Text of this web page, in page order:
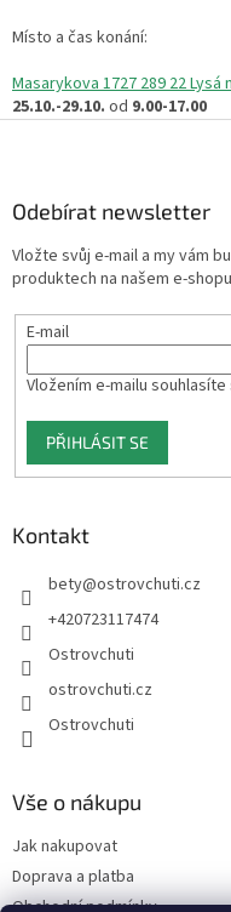
Místo a čas konání:
Masarykova 1727 289 22 Lysá
25.10.-29.10. od 9.00-17.00
Odebírat newsletter
Vložte svůj e-mail a my vám
produktech na našem e-
E-mail
Vložením e-mailu souhlasíte
PŘIHLÁSIT SE
Kontakt
bety@ostrovchuti.cz
+420723117474
Ostrovchuti
ostrovchuti.cz
Ostrovchuti
Vše o nákupu
Jak nakupovat
Doprava a platba